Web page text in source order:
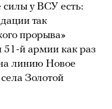
силы у ВСУ есть:
так
прорыва»
51-й армии как раз
линию Новое
Золотой